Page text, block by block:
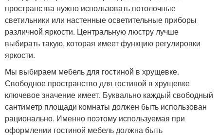
пространства нужно использовать потолочные
светильники или настенные осветительные приборы
различной яркости. Центральную люстру лучше
выбирать такую, которая имеет функцию регулировки
яркости.
Мы выбираем мебель для гостиной в хрущевке.
Свободное пространство для гостиной в хрущевке
ключевое значение имеет. Буквально каждый свободный
сантиметр площади комнаты должен быть использован
рационально. Именно поэтому используемая при
оформлении гостиной мебель должна быть